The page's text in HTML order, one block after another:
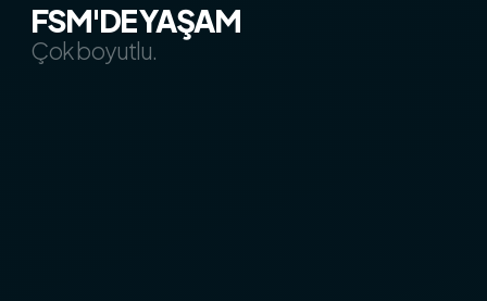
FSM'DE YAŞAM
Çok boyutlu.